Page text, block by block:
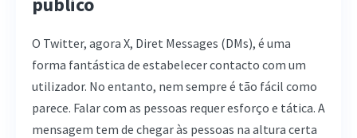
O Twitter, agora X, Diret Messages (DMs), é uma
forma fantástica de estabelecer contacto com um
utilizador. No entanto, nem sempre é tão fácil como
parece. Falar com as pessoas requer esforço e tática. A
mensagem tem de chegar às pessoas na altura certa